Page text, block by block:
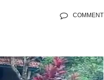
COMMENT